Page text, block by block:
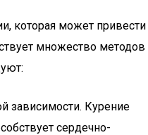
которая может привести
множество методов
зависимости. Курение
сердечно-